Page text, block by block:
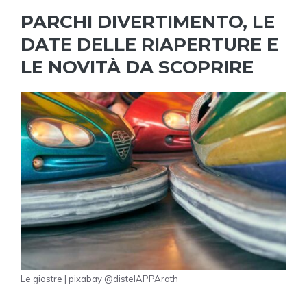
PARCHI DIVERTIMENTO, LE
DATE DELLE RIAPERTURE E
LE NOVITÀ DA SCOPRIRE
Le giostre | pixabay @distelAPPArath